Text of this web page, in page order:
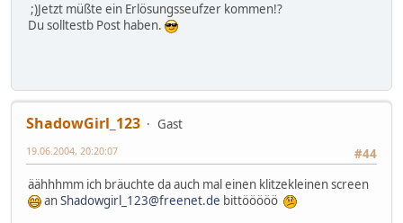
;)Jetzt müßte ein Erlösungsseufzer kommen!?
Du solltestb Post haben.
ShadowGirl_123
Gast
#44
19.06.2004, 20:20:07
äähhhmm ich bräuchte da auch mal einen klitzekleinen screen
anShadowgirl_123@freenet.de bittööööö